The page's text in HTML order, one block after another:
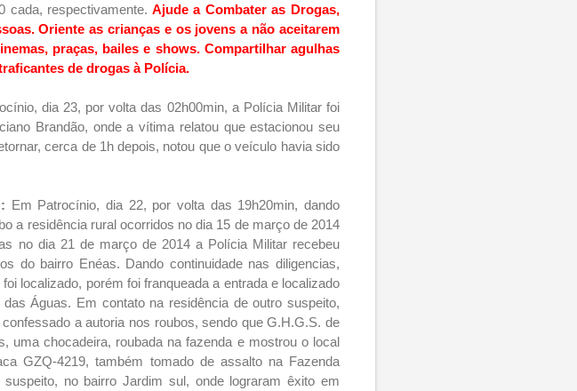
cada, respectivamente. Ajude a Combater as Drogas,
Oriente as crianças e os jovens a não aceitarem
praças, bailes e shows. Compartilhar agulhas
de drogas à Polícia.
dia 23, por volta das 02h00min, a Polícia Militar foi
Brandão, onde a vítima relatou que estacionou seu
cerca de 1h depois, notou que o veículo havia sido
Em Patrocínio, dia 22, por volta das 19h20min, dando
a residência rural ocorridos no dia 15 de março de 2014
no dia 21 de março de 2014 a Polícia Militar recebeu
do bairro Enéas. Dando continuidade nas diligencias,
localizado, porém foi franqueada a entrada e localizado
Águas. Em contato na residência de outro suspeito,
a autoria nos roubos, sendo que G.H.G.S. de
uma chocadeira, roubada na fazenda e mostrou o local
GZQ-4219, também tomado de assalto na Fazenda
no bairro Jardim sul, onde lograram êxito em